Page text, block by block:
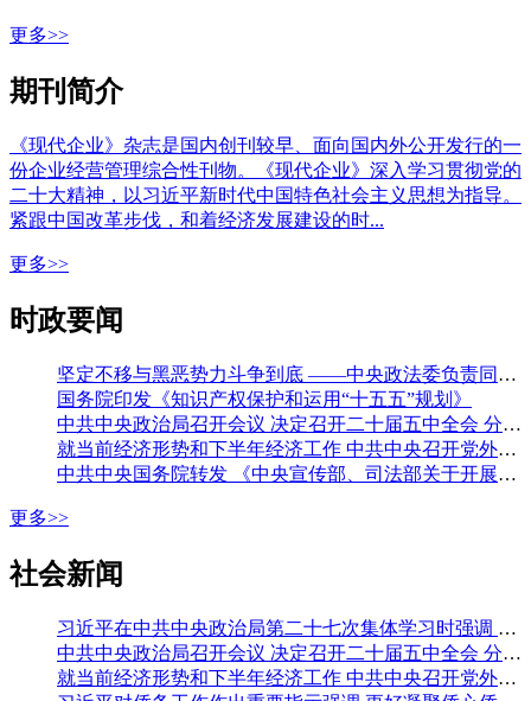
更多>>
期刊简介
《现代企业》杂志是国内创刊较早、面向国内外公开发行的一
份企业经营管理综合性刊物。《现代企业》深入学习贯彻党的
二十大精神，以习近平新时代中国特色社会主义思想为指导。
紧跟中国改革步伐，和着经济发展建设的时...
更多>>
时政要闻
坚定不移与黑恶势力斗争到底 ——中央政法委负责同志就开展深化扫黑除恶专项斗争有关问题答记者问
国务院印发《知识产权保护和运用“十五五”规划》
中共中央政治局召开会议 决定召开二十届五中全会 分析研究当前经济形势和经济工作 中共中央总书记习近平主持会议
就当前经济形势和下半年经济工作 中共中央召开党外人士座谈会 习近平主持并发表重要讲话 李强通报有关情况 王沪宁蔡奇丁薛祥出席
中共中央国务院转发 《中央宣传部、司法部关于开展法治宣传教育的第九个五年规划（二〇二六—二〇三〇年）》
更多>>
社会新闻
习近平在中共中央政治局第二十七次集体学习时强调 强化政治引领 深化创新发展 高质量推进国防和军队现代化
中共中央政治局召开会议 决定召开二十届五中全会 分析研究当前经济形势和经济工作 中共中央总书记习近平主持会议
就当前经济形势和下半年经济工作 中共中央召开党外人士座谈会 习近平主持并发表重要讲话 李强通报有关情况 王沪宁蔡奇丁薛祥出席